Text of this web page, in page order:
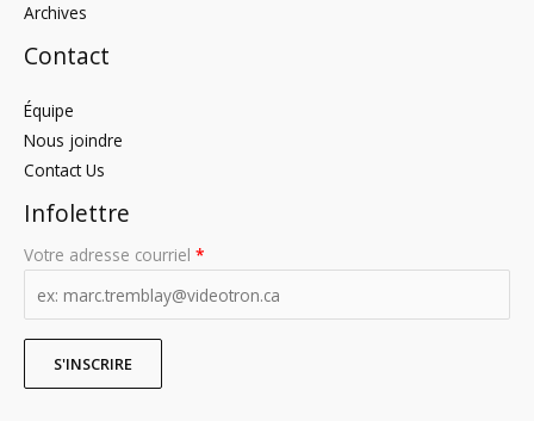
Archives
Contact
Équipe
Nous joindre
Contact Us
Infolettre
Votre adresse courriel *